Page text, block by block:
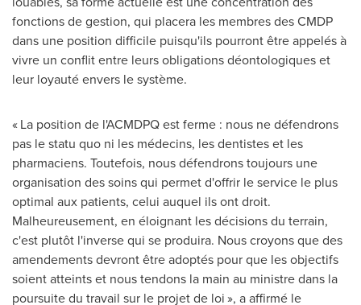
fonctions de gestion, qui placera les membres des CMDP
dans une position difficile puisqu'ils pourront être appelés à
vivre un conflit entre leurs obligations déontologiques et
leur loyauté envers le système.
« La position de l'ACMDPQ est ferme : nous ne défendrons
pas le statu quo ni les médecins, les dentistes et les
pharmaciens. Toutefois, nous défendrons toujours une
organisation des soins qui permet d'offrir le service le plus
optimal aux patients, celui auquel ils ont droit.
Malheureusement, en éloignant les décisions du terrain,
c'est plutôt l'inverse qui se produira. Nous croyons que des
amendements devront être adoptés pour que les objectifs
soient atteints et nous tendons la main au ministre dans la
poursuite du travail sur le projet de loi », a affirmé le